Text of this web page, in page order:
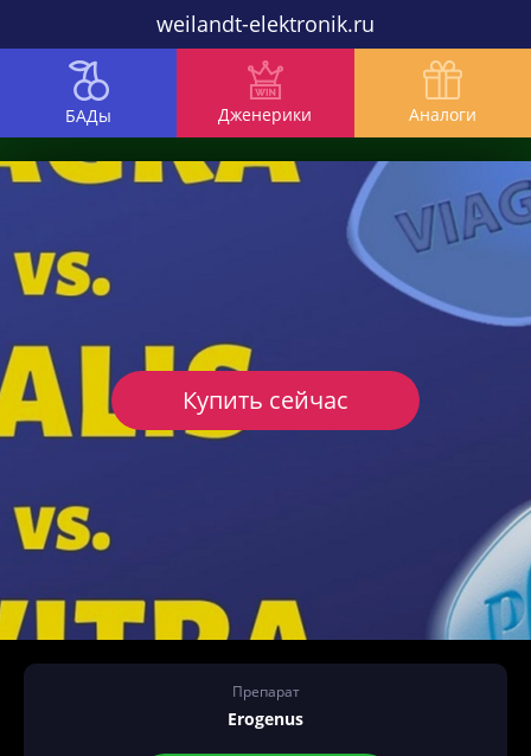
weilandt-elektronik.ru
БАДы Дженерики Аналоги
Препарат
Erogenus
Купить сейчас